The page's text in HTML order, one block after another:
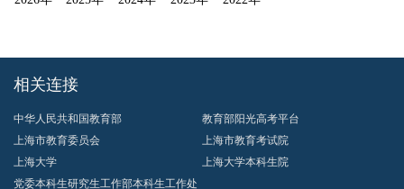
相关连接
中华人民共和国教育部
教育部阳光高考平台
上海市教育委员会
上海市教育考试院
上海大学
上海大学本科生院
党委本科生研究生工作部本科生工作处